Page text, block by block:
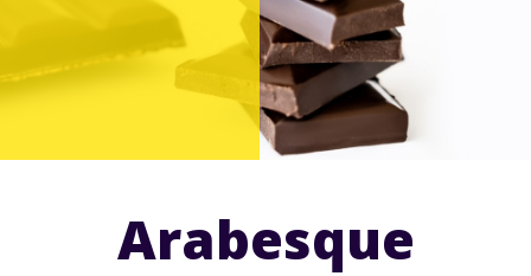
Arabesque